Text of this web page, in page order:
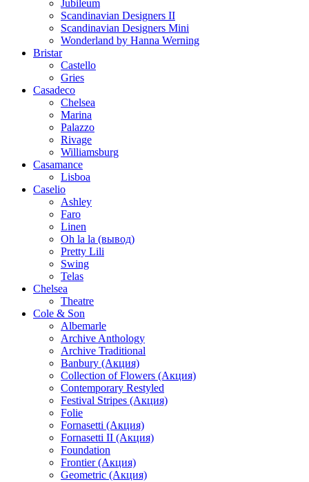
Jubileum
Scandinavian Designers II
Scandinavian Designers Mini
Wonderland by Hanna Werning
Bristar
Castello
Gries
Casadeco
Chelsea
Marina
Palazzo
Rivage
Williamsburg
Casamance
Lisboa
Caselio
Ashley
Faro
Linen
Oh la la (вывод)
Pretty Lili
Swing
Telas
Chelsea
Theatre
Cole & Son
Albemarle
Archive Anthology
Archive Traditional
Banbury (Акция)
Collection of Flowers (Акция)
Contemporary Restyled
Festival Stripes (Акция)
Folie
Fornasetti (Акция)
Fornasetti II (Акция)
Foundation
Frontier (Акция)
Geometric (Акция)